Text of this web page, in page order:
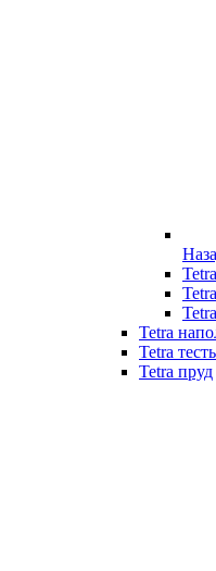
Tetra
Tetra
Tetra пруд